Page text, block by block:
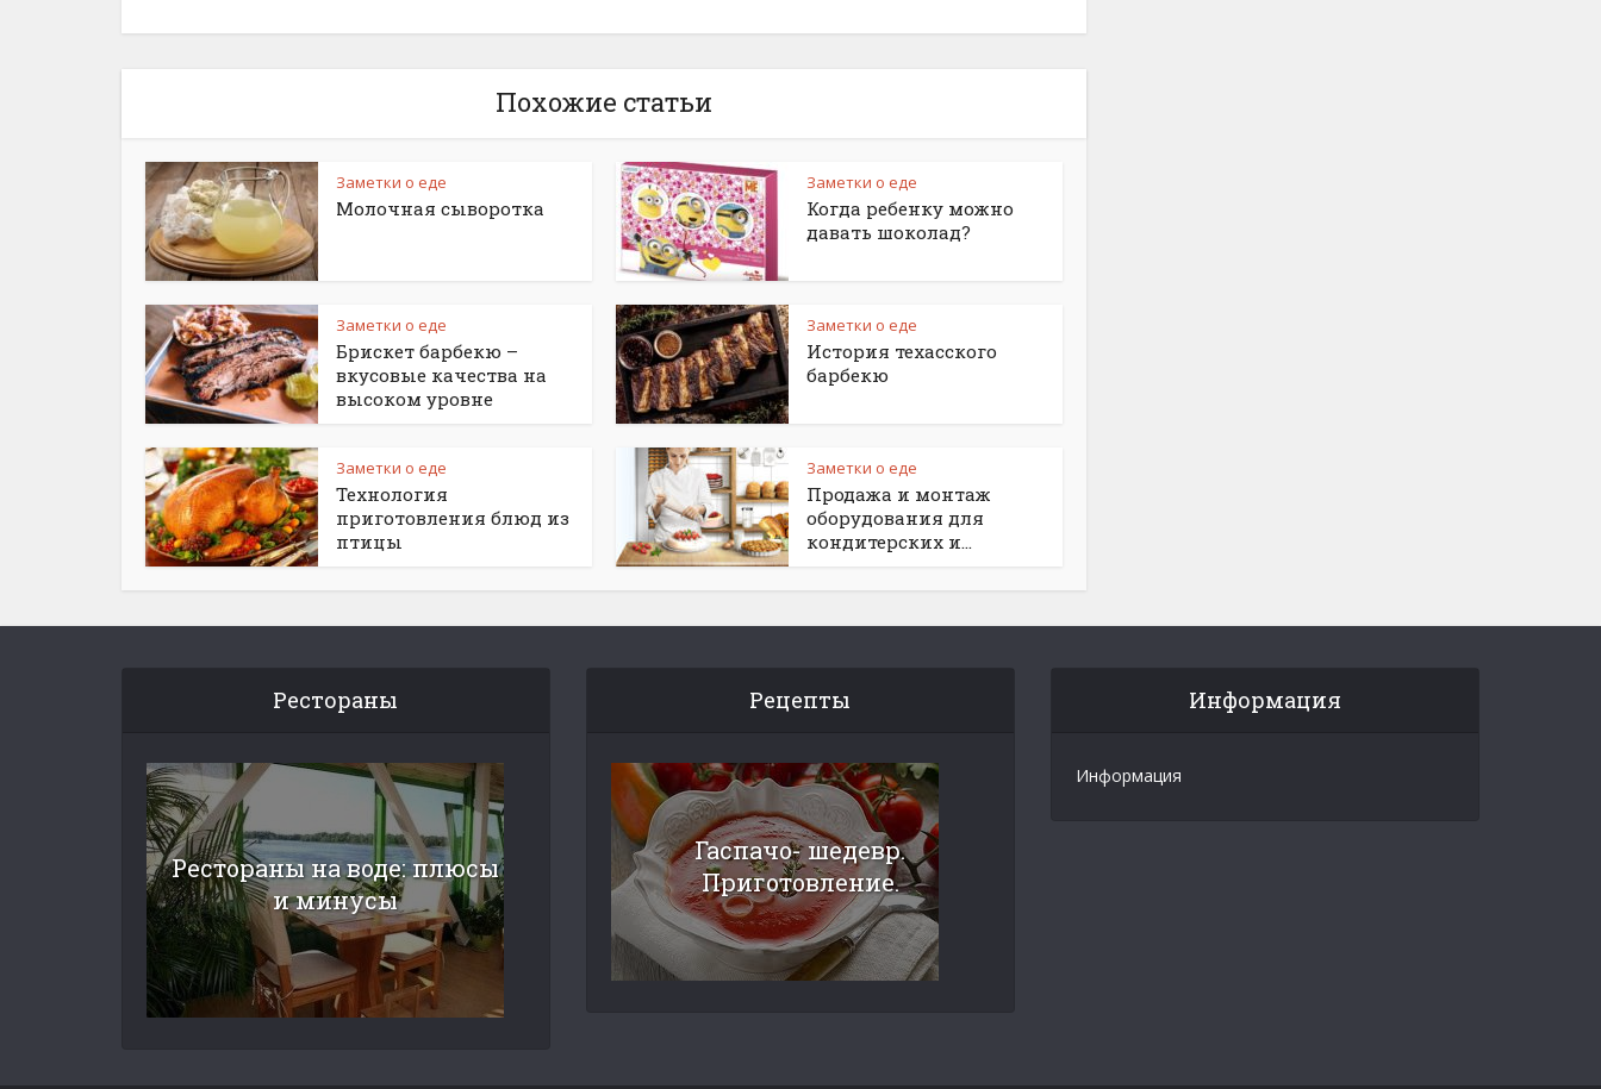
Похожие статьи
Заметки о еде
Молочная сыворотка
Заметки о еде
Когда ребенку можно
давать шоколад?
Заметки о еде
Брискет барбекю –
вкусовые качества на
высоком уровне
Заметки о еде
История техасского
барбекю
Заметки о еде
Технология
приготовления блюд из
птицы
Заметки о еде
Продажа и монтаж
оборудования для
кондитерских и...
Рестораны
Рестораны на воде: плюсы
и минусы
Рецепты
Гаспачо- шедевр.
Приготовление.
Информация
Информация